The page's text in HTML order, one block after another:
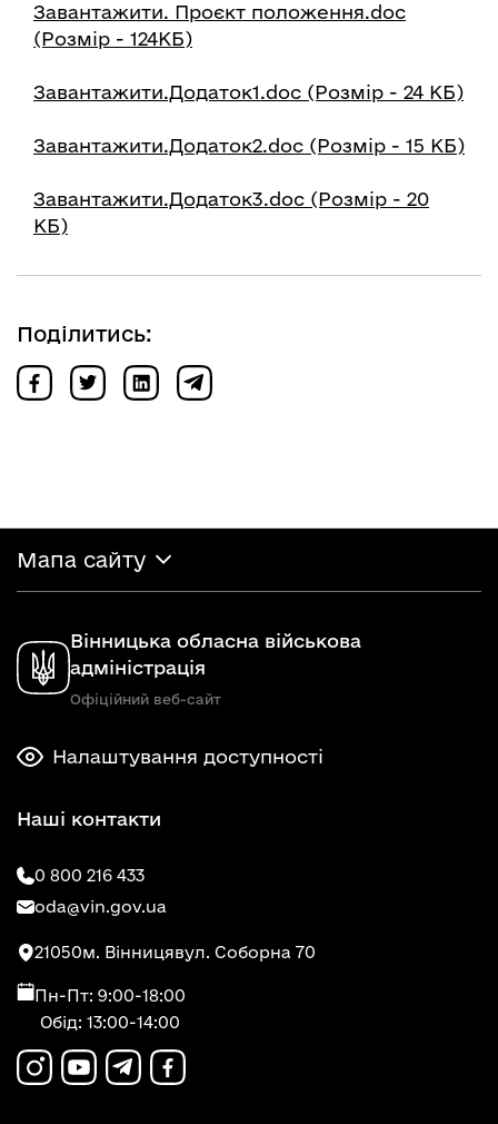
Завантажити. Проєкт положення.doc
(Розмір - 124КБ)
Завантажити.Додаток1.doc (Розмір - 24 КБ)
Завантажити.Додаток2.doc (Розмір - 15 КБ)
Завантажити.Додаток3.doc (Розмір - 20
КБ)
Поділитись:
Мапа сайту
Вінницька обласна військова
адміністрація
Офіційний веб-сайт
Налаштування доступності
Наші контакти
0 800 216 433
oda@vin.gov.ua
21050м. Вінницявул. Соборна 70
Пн-Пт: 9:00-18:00
Обід: 13:00-14:00